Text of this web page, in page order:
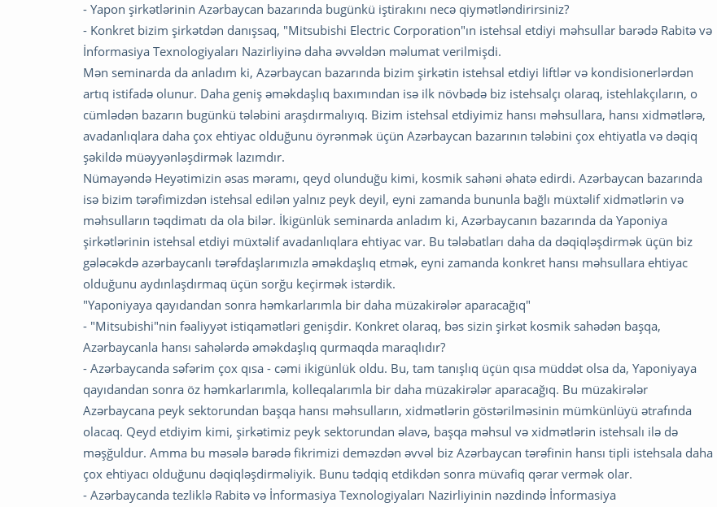
- Yapon şirkətlərinin Azərbaycan bazarında bugünkü iştirakını necə qiymətləndirirsiniz?
- Konkret bizim şirkətdən danışsaq, "Mitsubishi Electric Corporation"ın istehsal etdiyi məhsullar barədə Rabitə və
İnformasiya Texnologiyaları Nazirliyinə daha əvvəldən məlumat verilmişdi.
Mən seminarda da anladım ki, Azərbaycan bazarında bizim şirkətin istehsal etdiyi liftlər və kondisionerlərdən
artıq istifadə olunur. Daha geniş əməkdaşlıq baxımından isə ilk növbədə biz istehsalçı olaraq, istehlakçıların, o
cümlədən bazarın bugünkü tələbini araşdırmalıyıq. Bizim istehsal etdiyimiz hansı məhsullara, hansı xidmətlərə,
avadanlıqlara daha çox ehtiyac olduğunu öyrənmək üçün Azərbaycan bazarının tələbini çox ehtiyatla və dəqiq
şəkildə müəyyənləşdirmək lazımdır.
Nümayəndə Heyətimizin əsas məramı, qeyd olunduğu kimi, kosmik sahəni əhatə edirdi. Azərbaycan bazarında
isə bizim tərəfimizdən istehsal edilən yalnız peyk deyil, eyni zamanda bununla bağlı müxtəlif xidmətlərin və
məhsulların təqdimatı da ola bilər. İkigünlük seminarda anladım ki, Azərbaycanın bazarında da Yaponiya
şirkətlərinin istehsal etdiyi müxtəlif avadanlıqlara ehtiyac var. Bu tələbatları daha da dəqiqləşdirmək üçün biz
gələcəkdə azərbaycanlı tərəfdaşlarımızla əməkdaşlıq etmək, eyni zamanda konkret hansı məhsullara ehtiyac
olduğunu aydınlaşdırmaq üçün sorğu keçirmək istərdik.
"Yaponiyaya qayıdandan sonra həmkarlarımla bir daha müzakirələr aparacağıq"
- "Mitsubishi"nin fəaliyyət istiqamətləri genişdir. Konkret olaraq, bəs sizin şirkət kosmik sahədən başqa,
Azərbaycanla hansı sahələrdə əməkdaşlıq qurmaqda maraqlıdır?
- Azərbaycanda səfərim çox qısa - cəmi ikigünlük oldu. Bu, tam tanışlıq üçün qısa müddət olsa da, Yaponiyaya
qayıdandan sonra öz həmkarlarımla, kolleqalarımla bir daha müzakirələr aparacağıq. Bu müzakirələr
Azərbaycana peyk sektorundan başqa hansı məhsulların, xidmətlərin göstərilməsinin mümkünlüyü ətrafında
olacaq. Qeyd etdiyim kimi, şirkətimiz peyk sektorundan əlavə, başqa məhsul və xidmətlərin istehsalı ilə də
məşğuldur. Amma bu məsələ barədə fikrimizi deməzdən əvvəl biz Azərbaycan tərəfinin hansı tipli istehsala daha
çox ehtiyacı olduğunu dəqiqləşdirməliyik. Bunu tədqiq etdikdən sonra müvafiq qərar vermək olar.
- Azərbaycanda tezliklə Rabitə və İnformasiya Texnologiyaları Nazirliyinin nəzdində İnformasiya